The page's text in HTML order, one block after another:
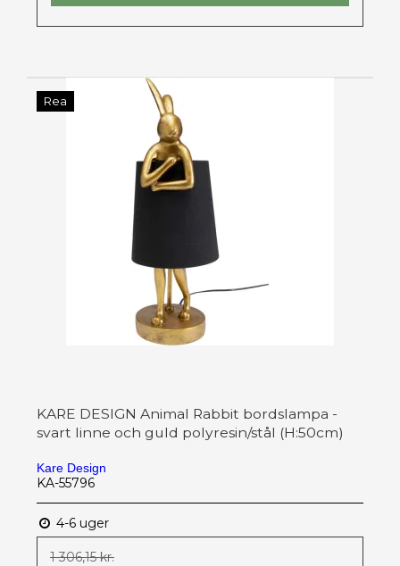
Rea
KARE DESIGN Animal Rabbit bordslampa -
svart linne och guld polyresin/stål (H:50cm)
Kare Design
KA-55796
4-6 uger
1 306,15 kr.